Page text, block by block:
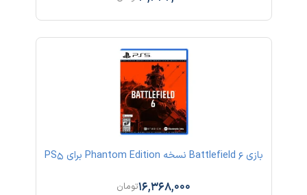
بازی Battlefield 6 نسخه Phantom Edition برای PS5
16,368,000تومان